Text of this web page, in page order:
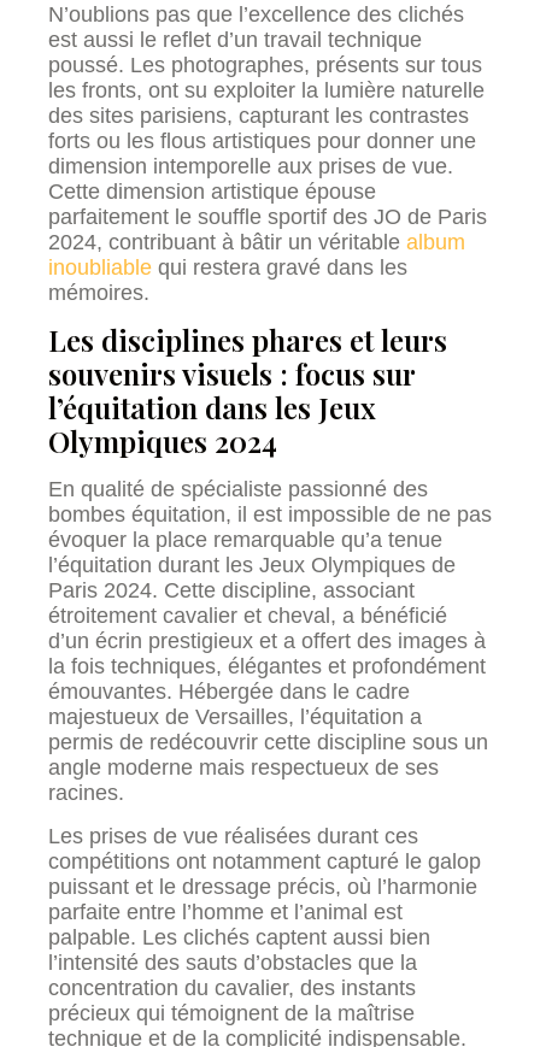
N’oublions pas que l’excellence des clichés
est aussi le reflet d’un travail technique
poussé. Les photographes, présents sur tous
les fronts, ont su exploiter la lumière naturelle
des sites parisiens, capturant les contrastes
forts ou les flous artistiques pour donner une
dimension intemporelle aux prises de vue.
Cette dimension artistique épouse
parfaitement le souffle sportif des JO de Paris
2024, contribuant à bâtir un véritable album
inoubliable qui restera gravé dans les
mémoires.
Les disciplines phares et leurs
souvenirs visuels : focus sur
l’équitation dans les Jeux
Olympiques 2024
En qualité de spécialiste passionné des
bombes équitation, il est impossible de ne pas
évoquer la place remarquable qu’a tenue
l’équitation durant les Jeux Olympiques de
Paris 2024. Cette discipline, associant
étroitement cavalier et cheval, a bénéficié
d’un écrin prestigieux et a offert des images à
la fois techniques, élégantes et profondément
émouvantes. Hébergée dans le cadre
majestueux de Versailles, l’équitation a
permis de redécouvrir cette discipline sous un
angle moderne mais respectueux de ses
racines.
Les prises de vue réalisées durant ces
compétitions ont notamment capturé le galop
puissant et le dressage précis, où l’harmonie
parfaite entre l’homme et l’animal est
palpable. Les clichés captent aussi bien
l’intensité des sauts d’obstacles que la
concentration du cavalier, des instants
précieux qui témoignent de la maîtrise
technique et de la complicité indispensable.